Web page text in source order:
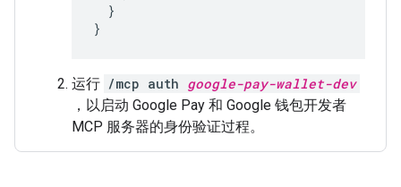
}
}
运行 /mcp auth google-pay-wallet-dev
，以启动 Google Pay 和 Google 钱包开发者
MCP 服务器的身份验证过程。